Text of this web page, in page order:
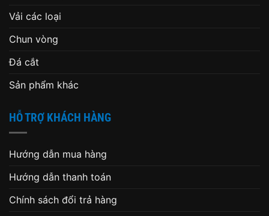
Vải các loại
Chun vòng
Đá cắt
Sản phẩm khác
HỖ TRỢ KHÁCH HÀNG
Hướng dẫn mua hàng
Hướng dẫn thanh toán
Chính sách đổi trả hàng